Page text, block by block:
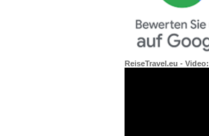
ReiseTravel.eu - Video: